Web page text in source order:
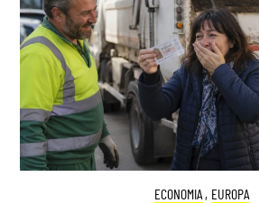
ECONOMIA , EUROPA